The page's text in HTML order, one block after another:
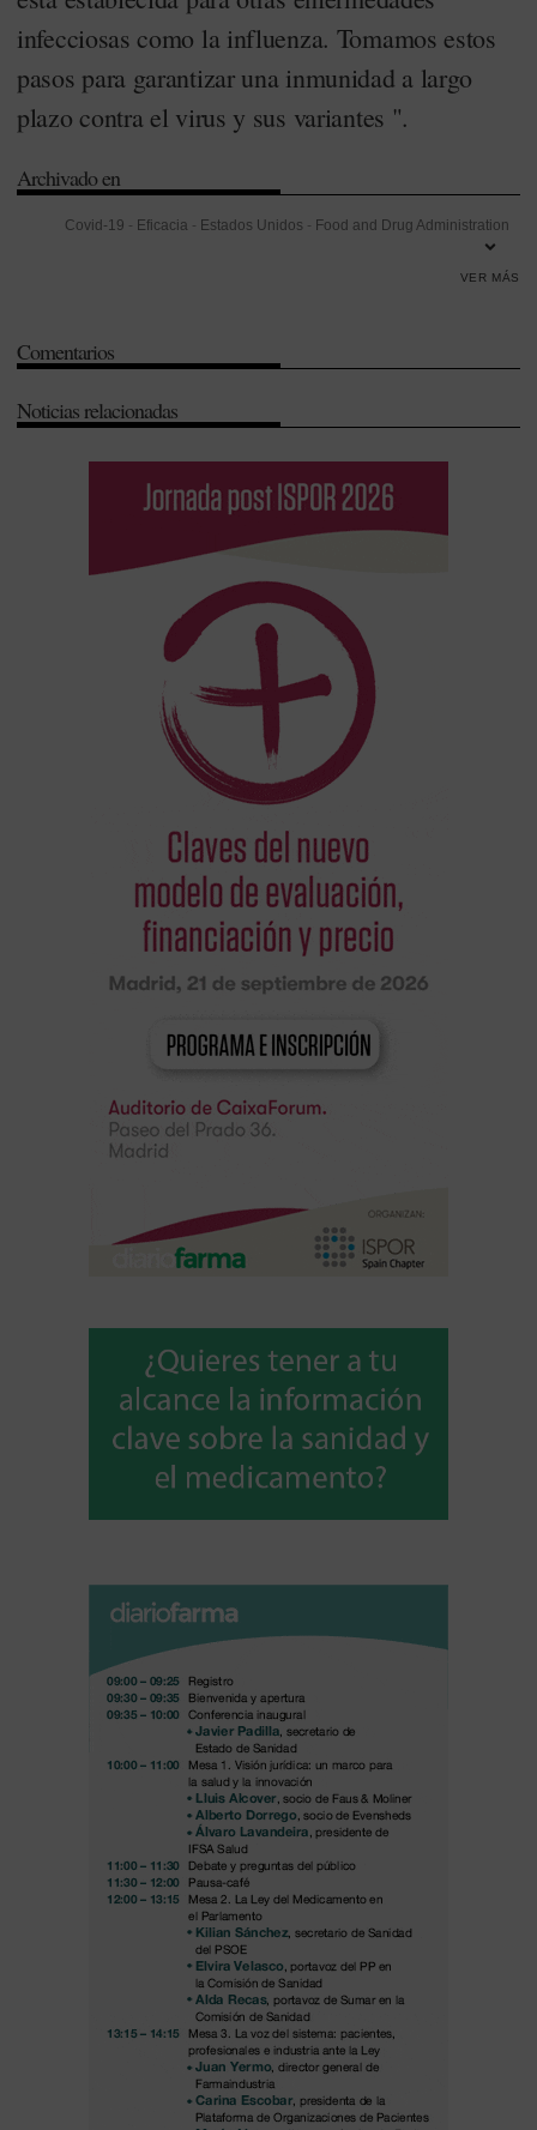
infecciosas como la influenza. Tomamos estos
pasos para garantizar una inmunidad a largo
plazo contra el virus y sus variantes ".
Archivado en
Covid-19 - Eficacia - Estados Unidos - Food and Drug Administration
VER MÁS
Comentarios
Noticias relacionadas